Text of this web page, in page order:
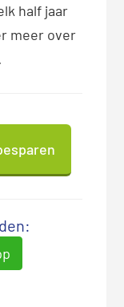
half jaar
meer over